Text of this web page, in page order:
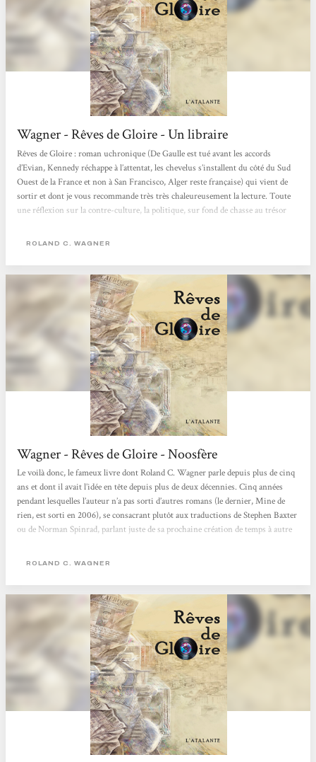
Wagner - Rêves de Gloire - Un libraire
Rêves de Gloire : roman uchronique (De Gaulle est tué avant les accords
d’Evian, Kennedy réchappe à l’attentat, les chevelus s’installent du côté du Sud
Ouest de la France et non à San Francisco, Alger reste française) qui vient de
sortir et dont je vous recommande très très chaleureusement la lecture. Toute
une réflexion sur la contre-culture, la politique, sur fond de chasse au trésor
Johnny est mort dans les années 60s et Albert Camus non, mérite forcément le
ROLAND C. WAGNER
Wagner - Rêves de Gloire - Noosfère
Le voilà donc, le fameux livre dont Roland C. Wagner parle depuis plus de cinq
ans et dont il avait l’idée en tête depuis plus de deux décennies. Cinq années
pendant lesquelles l’auteur n’a pas sorti d’autres romans (le dernier, Mine de
rien, est sorti en 2006), se consacrant plutôt aux traductions de Stephen Baxter
ou de Norman Spinrad, parlant juste de sa prochaine création de temps à autre
sobre de Gilles Francescano, couverture quelque peu gâchée par la présence d’un
ROLAND C. WAGNER